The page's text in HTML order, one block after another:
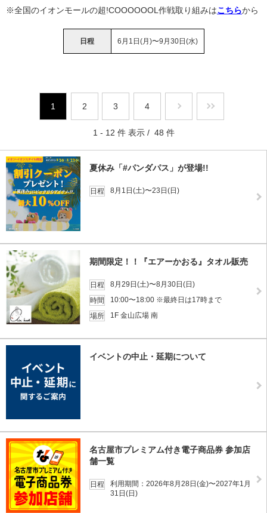
※全国のイオンモールの超!COOOOOOL作戦取り組みはこちらから
日程 6月1日(月)〜9月30日(水)
1 2 3 4
1 - 12 件 表示 / 48 件
夏休み「#パンダパス」が登場!!
日程 8月1日(土)〜23日(日)
期間限定！！『エアーかおる』タオル販売
日程
8月29日(土)〜8月30日(日)
時間
10:00〜18:00 ※最終日は17時まで
場所
1F 金山広場 南
イベントの中止・延期について
名古屋市プレミアム付き電子商品券 参加店
舗一覧
日程
利用期間：2026年8月28日(金)〜2027年1月
31日(日)